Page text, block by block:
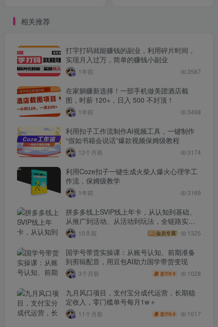
相关推荐
打字打码就能赚钱的副业，利用碎片时间，
实现月入过万，简单的赚钱小副业
1年前 3587
在家躺赚新选择！一部手机做美团酒店截
图，时薪 120+，日入 500 不封顶！
1年前 3498
利用扣子工作流制作AI视频工具，一键制作
“假如书籍会说话”爆款视频保姆级教程
12个月前 3174
利用Coze扣子一键生成火柴人爆火心理学工
作流，保姆级教学
1年前 3169
拼多多线上SVIP线上年卡，从认知到基础、
从推广到活动、从活动到玩法，全链路实战
(260730)
10天前 会员专属 1325
国学号带货实操课：从账号认知、前期准备
到剪辑配音，用豆包AI助力国学带货变现
3个月前 盟币9.9 1028
九月风口项目，支付宝分成代运营，长期稳
定收入，零门槛单号每月1w＋
11个月前 盟币9.9 1017